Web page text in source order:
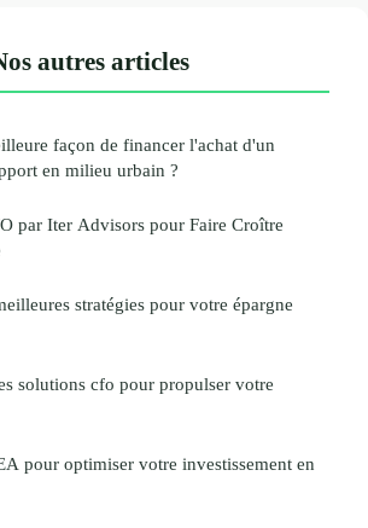
autres articles
façon de financer l'achat d'un
en milieu urbain ?
par Iter Advisors pour Faire Croître
stratégies pour votre épargne
solutions cfo pour propulser votre
pour optimiser votre investissement en